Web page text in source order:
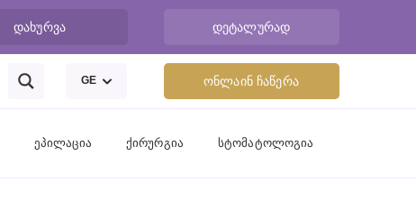
დახურვა დეტალურად
GE ონლაინ ჩაწერა
ეპილაცია ქირურგია სტომატოლოგია